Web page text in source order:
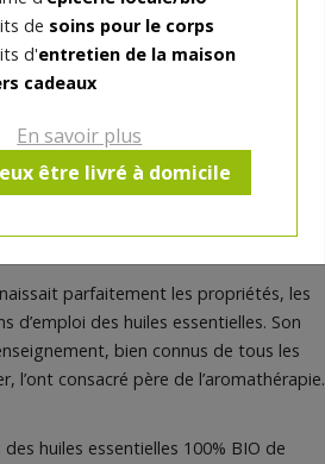
de soins pour le corps
d'entretien de la maison
cadeaux
En savoir plus
être livré à domicile
les articulations et les muscles
depuis cinq décennies lui a valu
des kinésithérapeutes, chiropracteurs,
sportifs.
entrant dans la composition de ce
pouvoir de diffusion à travers les
parfaitement les propriétés, les
d’emploi des huiles essentielles. Son
bien connus de tous les
l’ont consacré père de l’aromathérapie.
huiles essentielles 100% BIO de